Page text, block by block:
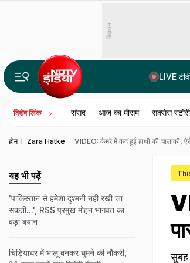
विज्ञापन
LIVE
विशेष लिंक संसद आज का मौसम सक्सेस
होम Zara Hatke VIDEO: कैमरे में कैद हुई हाथी की चालाकी,
सुबह
यह भी पढ़ें
'पाकिस्तान से हमेशा दुश्मनी नहीं रखी जा
सकती...', RSS प्रमुख मोहन भागवत का
बड़ा बयान
चिड़ियाघर में भालू बनकर घूमने की नौकरी,